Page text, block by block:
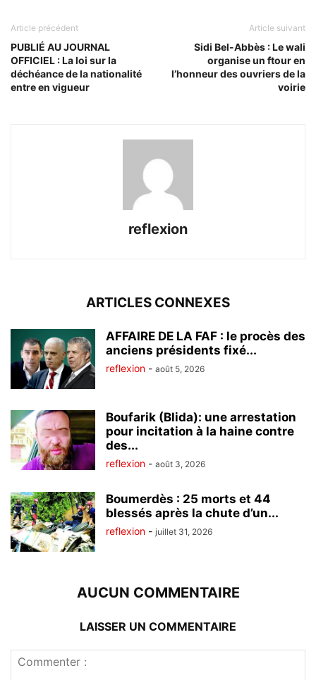
Article précédent
PUBLIÉ AU JOURNAL
OFFICIEL : La loi sur la
déchéance de la nationalité
entre en vigueur
Article suivant
Sidi Bel-Abbès : Le wali
organise un ftour en
l’honneur des ouvriers de la
voirie
reflexion
ARTICLES CONNEXES
AFFAIRE DE LA FAF : le procès des
anciens présidents fixé...
reflexion - août 5, 2026
Boufarik (Blida): une arrestation
pour incitation à la haine contre
des...
reflexion - août 3, 2026
Boumerdès : 25 morts et 44
blessés après la chute d’un...
reflexion - juillet 31, 2026
AUCUN COMMENTAIRE
LAISSER UN COMMENTAIRE